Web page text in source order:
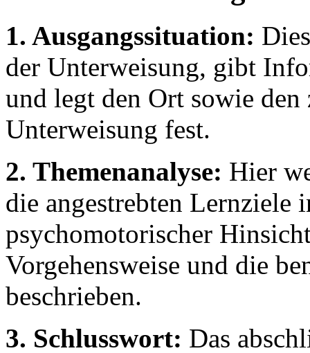
1. Ausgangssituation:
der Unterweisung, gibt
und legt den Ort sowie
Unterweisung fest.
2. Themenanalyse: Hier
die angestrebten
psychomotorischer
Vorgehensweise und die
beschrieben.
3. Schlusswort: Das